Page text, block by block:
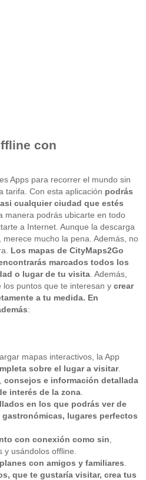
con
Apps para recorrer el mundo sin
tarifa. Con esta aplicación podrás
cualquier ciudad que estés
manera podrás ubicarte en todo
a Internet. Aunque la descarga
mucho la pena. Además, no
Los mapas de CityMaps2Go
marcados todos los
o lugar de tu visita. Además,
puntos que te interesan y crear
a tu medida. En
:
mapas interactivos, la App
sobre el lugar a visitar.
consejos e información detallada
interés de la zona.
en los que podrás ver de
lugares perfectos
con conexión como sin,
y usándolos offline.
con amigos y familiares.
que te gustaría visitar, crea tus